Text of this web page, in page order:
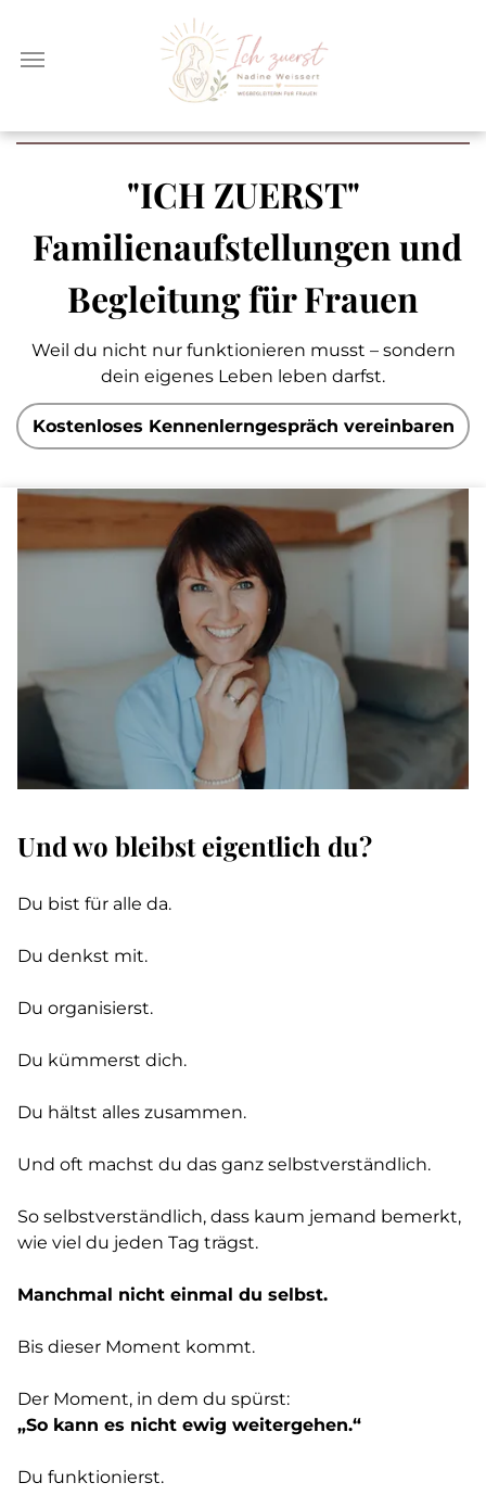
"ICH ZUERST"
Familienaufstellungen und
Begleitung für Frauen
Weil du nicht nur funktionieren musst – sondern
dein eigenes Leben leben darfst.
Kostenloses Kennenlerngespräch vereinbaren
Und wo bleibst eigentlich du?
Du bist für alle da.
Du denkst mit.
Du organisierst.
Du kümmerst dich.
Du hältst alles zusammen.
Und oft machst du das ganz selbstverständlich.
So selbstverständlich, dass kaum jemand bemerkt,
wie viel du jeden Tag trägst.
Manchmal nicht einmal du selbst.
Bis dieser Moment kommt.
Der Moment, in dem du spürst:
„So kann es nicht ewig weitergehen.“
Du funktionierst.